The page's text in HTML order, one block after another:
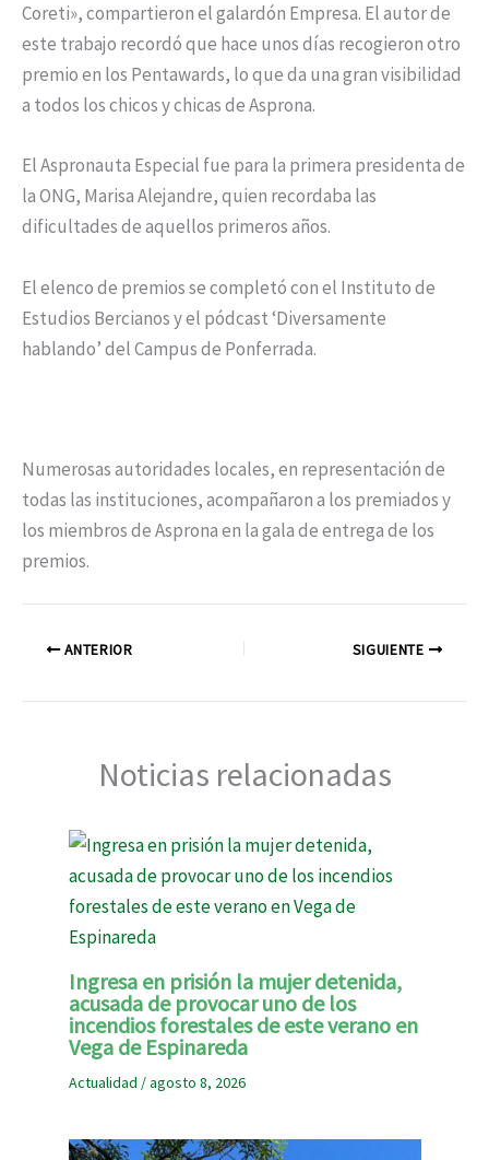
Coreti», compartieron el galardón Empresa. El autor de
este trabajo recordó que hace unos días recogieron otro
premio en los Pentawards, lo que da una gran visibilidad
a todos los chicos y chicas de Asprona.
El Aspronauta Especial fue para la primera presidenta de
la ONG, Marisa Alejandre, quien recordaba las
dificultades de aquellos primeros años.
El elenco de premios se completó con el Instituto de
Estudios Bercianos y el pódcast ‘Diversamente
hablando’ del Campus de Ponferrada.
Numerosas autoridades locales, en representación de
todas las instituciones, acompañaron a los premiados y
los miembros de Asprona en la gala de entrega de los
premios.
ANTERIOR SIGUIENTE
Noticias relacionadas
Ingresa en prisión la mujer detenida,
acusada de provocar uno de los
incendios forestales de este verano en
Vega de Espinareda
Actualidad /agosto 8, 2026